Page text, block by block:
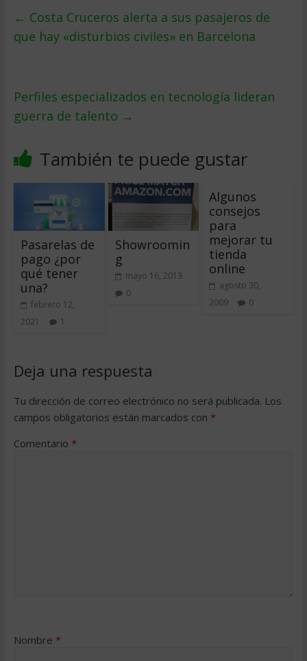
← Costa Cruceros alerta a sus pasajeros de
que hay «disturbios civiles» en Barcelona
Perfiles especializados en tecnología lideran
guerra de talento →
También te puede gustar
Pasarelas de
pago ¿por
qué tener
una?
febrero 12,
2021
1
Showroomin
g
mayo 16, 2013
0
Algunos
consejos
para
mejorar tu
tienda
online
agosto 30,
2009
0
Deja una respuesta
Tu dirección de correo electrónico no será publicada. Los
campos obligatorios están marcados con *
Comentario *
Nombre *